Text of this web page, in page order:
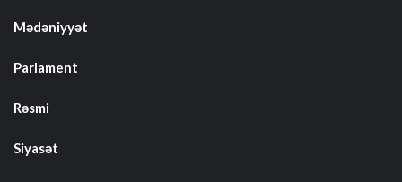
Mədəniyyət
Parlament
Rəsmi
Siyasət